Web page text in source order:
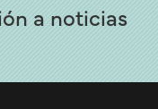
a noticias